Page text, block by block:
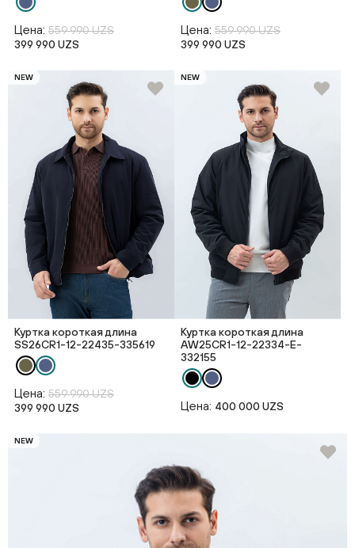
Цена: 559 990 UZS
399 990 UZS
Цена: 559 990 UZS
399 990 UZS
NEW
Куртка короткая длина
SS26CR1-12-22435-335619
Цена: 559 990 UZS
399 990 UZS
NEW
Куртка короткая длина
AW25CR1-12-22334-E-
332155
Цена: 400 000 UZS
NEW